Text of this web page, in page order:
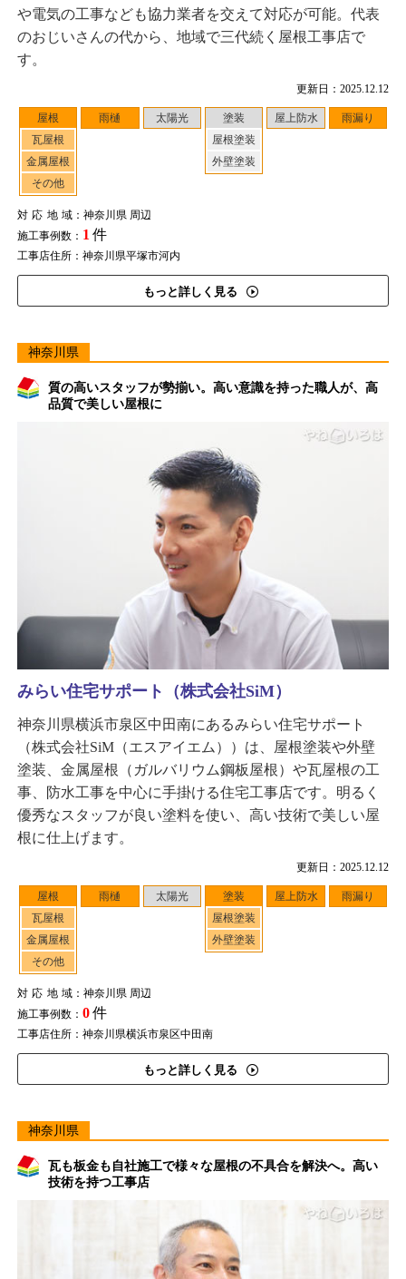
更新日：2025.12.12
屋根
瓦屋根
金属屋根
その他
雨樋 太陽光
塗装
屋根塗装
外壁塗装
屋上防水 雨漏り
対応地域：神奈川県 周辺
施工事例数： 1 件
工事店住所：神奈川県平塚市河内
もっと詳しく見る
や電気の工事なども協力業者を交えて対応が可能。代表
のおじいさんの代から、地域で三代続く屋根工事店で
す。
神奈川県
質の高いスタッフが勢揃い。高い意識を持った職人が、高
品質で美しい屋根に
更新日：2025.12.12
屋根
瓦屋根
金属屋根
その他
雨樋 太陽光
塗装
屋根塗装
外壁塗装
屋上防水 雨漏り
対応地域：神奈川県 周辺
施工事例数： 0件
工事店住所：神奈川県横浜市泉区中田南
もっと詳しく見る
みらい住宅サポート（株式会社SiM）
神奈川県横浜市泉区中田南にあるみらい住宅サポート
（株式会社SiM（エスアイエム））は、屋根塗装や外壁
塗装、金属屋根（ガルバリウム鋼板屋根）や瓦屋根の工
事、防水工事を中心に手掛ける住宅工事店です。明るく
優秀なスタッフが良い塗料を使い、高い技術で美しい屋
根に仕上げます。
神奈川県
瓦も板金も自社施工で様々な屋根の不具合を解決へ。高い
技術を持つ工事店